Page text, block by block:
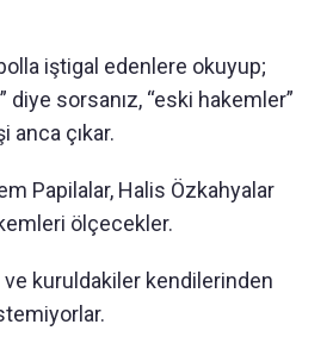
iştigal edenlere okuyup;
diye sorsanız, “eski hakemler”
anca çıkar.
Papilalar, Halis Özkahyalar
ölçecekler.
kuruldakiler kendilerinden